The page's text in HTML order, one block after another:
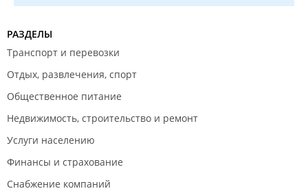
РАЗДЕЛЫ
Транспорт и перевозки
Отдых, развлечения, спорт
Общественное питание
Недвижимость, строительство и ремонт
Услуги населению
Финансы и страхование
Снабжение компаний